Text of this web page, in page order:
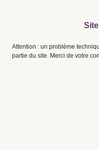
Attention : un problème
partie du site. Merci de votre